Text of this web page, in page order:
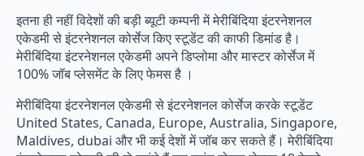
इतना ही नहीं विदेशों की बड़ी ब्यूटी कम्पनी में मेरीबिंदिया इंटरनेशनल
एकेडमी से इंटरनेशनल कोर्सेज किए स्टूडेंट की काफी डिमांड है।
मेरीबिंदिया इंटरनेशनल एकेडमी अपने डिप्लोमा और मास्टर कोर्सेज में
100% जॉब प्लेसमेंट के लिए फेमस है ।
मेरीबिंदिया इंटरनेशनल एकेडमी से इंटरनेशनल कोर्सेज करके स्टूडेंट
United States, Canada, Europe, Australia, Singapore,
Maldives, dubai और भी कई देशों में जॉब कर सकते हैं। मेरीबिंदिया